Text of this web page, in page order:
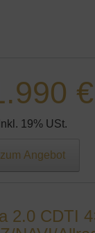
€
Inkl. 19% USt.
zum Angebot
2.0 CDTI